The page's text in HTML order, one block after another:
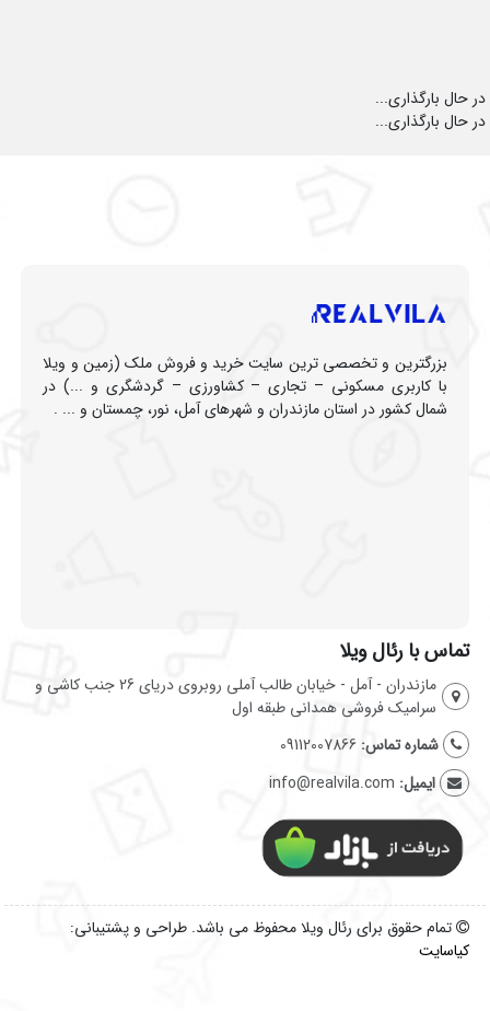
در حال بارگذاری...
در حال بارگذاری...
بزرگترین و تخصصی ترین سایت خرید و فروش ملک (زمین و ویلا
با کاربری مسکونی – تجاری – کشاورزی – گردشگری و ...) در
شمال کشور در استان مازندران و شهرهای آمل، نور، چمستان و ... .
تماس با رئال ویلا
مازندران - آمل - خیابان طالب آملی روبروی دریای 26 جنب کاشی و
سرامیک فروشی همدانی طبقه اول
شماره تماس: 09112007866
ایمیل: info@realvila.com
تمام حقوق برای رئال ویلا محفوظ می باشد. طراحی و پشتیبانی:
کیاسایت